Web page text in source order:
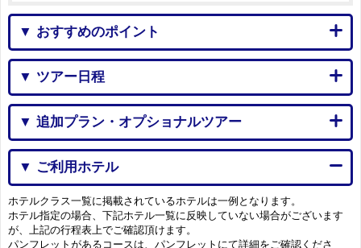
▼ おすすめのポイント
▼ ツアー日程
▼ 追加プラン・オプショナルツアー
▼ ご利用ホテル
ホテルクラス一覧に掲載されているホテルは一例となります。
ホテル指定の場合、下記ホテル一覧に反映していない場合がございます
が、上記の行程表上でご確認頂けます。
パンフレットがあるコースは、パンフレットにて詳細をご確認くださ